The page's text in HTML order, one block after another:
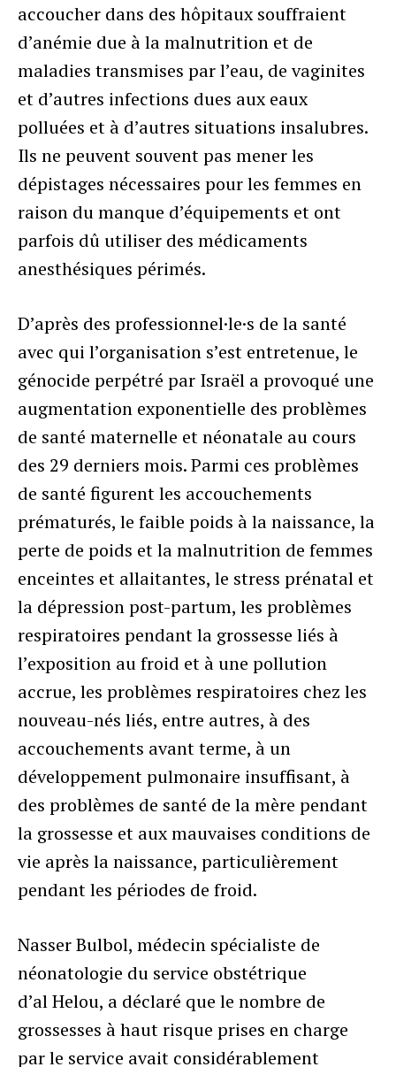
accoucher dans des hôpitaux souffraient
d’anémie due à la malnutrition et de
maladies transmises par l’eau, de vaginites
et d’autres infections dues aux eaux
polluées et à d’autres situations insalubres.
Ils ne peuvent souvent pas mener les
dépistages nécessaires pour les femmes en
raison du manque d’équipements et ont
parfois dû utiliser des médicaments
anesthésiques périmés.
D’après des professionnel·le·s de la santé
avec qui l’organisation s’est entretenue, le
génocide perpétré par Israël a provoqué une
augmentation exponentielle des problèmes
de santé maternelle et néonatale au cours
des 29 derniers mois. Parmi ces problèmes
de santé figurent les accouchements
prématurés, le faible poids à la naissance, la
perte de poids et la malnutrition de femmes
enceintes et allaitantes, le stress prénatal et
la dépression post-partum, les problèmes
respiratoires pendant la grossesse liés à
l’exposition au froid et à une pollution
accrue, les problèmes respiratoires chez les
nouveau-nés liés, entre autres, à des
accouchements avant terme, à un
développement pulmonaire insuffisant, à
des problèmes de santé de la mère pendant
la grossesse et aux mauvaises conditions de
vie après la naissance, particulièrement
pendant les périodes de froid.
Nasser Bulbol, médecin spécialiste de
néonatologie du service obstétrique
d’al Helou, a déclaré que le nombre de
grossesses à haut risque prises en charge
par le service avait considérablement